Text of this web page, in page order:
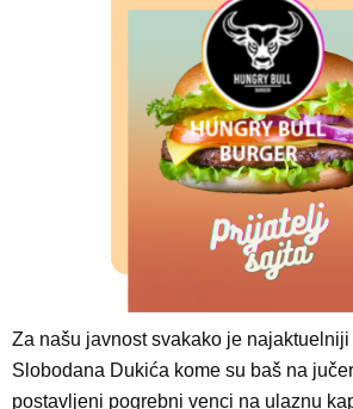
Za našu javnost svakako je
Slobodana Dukića kome su baš na
postavljeni pogrebni venci na ulaznu